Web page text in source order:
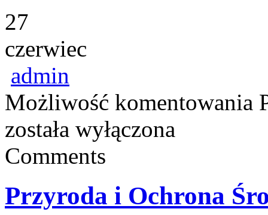
27
czerwiec
admin
Możliwość komentowania
została wyłączona
Comments
Przyroda i Ochrona